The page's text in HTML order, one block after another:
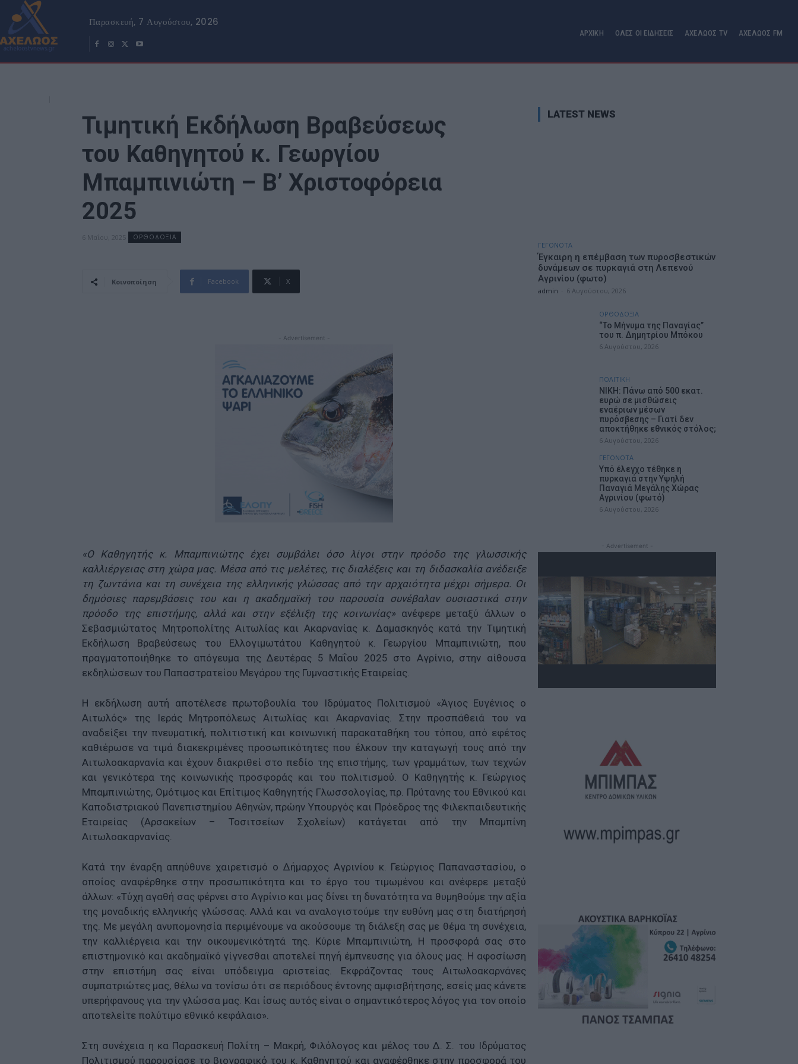
Παρασκευή, 7 Αυγούστου, 2026
ΑΡΧΙΚΗ ΟΛΕΣ ΟΙ ΕΙΔΗΣΕΙΣ ΑΧΕΛΩΟΣ TV ΑΧΕΛΩΟΣ FM
Τιμητική Εκδήλωση Βραβεύσεως
του Καθηγητού κ. Γεωργίου
Μπαμπινιώτη – Β’ Χριστοφόρεια
2025
6 Μαΐου, 2025 ΟΡΘΟΔΟΞΙΑ
Κοινοποίηση Facebook X
- Advertisement -
«Ο Καθηγητής κ. Μπαμπινιώτης έχει συμβάλει όσο λίγοι στην πρόοδο της γλωσσικής
καλλιέργειας στη χώρα μας. Μέσα από τις μελέτες, τις διαλέξεις και τη διδασκαλία ανέδειξε
τη ζωντάνια και τη συνέχεια της ελληνικής γλώσσας από την αρχαιότητα μέχρι σήμερα. Οι
δημόσιες παρεμβάσεις του και η ακαδημαϊκή του παρουσία συνέβαλαν ουσιαστικά στην
πρόοδο της επιστήμης, αλλά και στην εξέλιξη της κοινωνίας»ανέφερε μεταξύ άλλων ο
Σεβασμιώτατος Μητροπολίτης Αιτωλίας και Ακαρνανίας κ. Δαμασκηνός κατά την Τιμητική
Εκδήλωση Βραβεύσεως του Ελλογιμωτάτου Καθηγητού κ. Γεωργίου Μπαμπινιώτη, που
πραγματοποιήθηκε το απόγευμα της Δευτέρας 5 Μαΐου 2025 στο Αγρίνιο, στην αίθουσα
εκδηλώσεων του Παπαστρατείου Μεγάρου της Γυμναστικής Εταιρείας.
Η εκδήλωση αυτή αποτέλεσε πρωτοβουλία του Ιδρύματος Πολιτισμού «Άγιος Ευγένιος ο
Αιτωλός» της Ιεράς Μητροπόλεως Αιτωλίας και Ακαρνανίας. Στην προσπάθειά του να
αναδείξει την πνευματική, πολιτιστική και κοινωνική παρακαταθήκη του τόπου, από εφέτος
καθιέρωσε να τιμά διακεκριμένες προσωπικότητες που έλκουν την καταγωγή τους από την
Αιτωλοακαρνανία και έχουν διακριθεί στο πεδίο της επιστήμης, των γραμμάτων, των τεχνών
και γενικότερα της κοινωνικής προσφοράς και του πολιτισμού. Ο Καθηγητής κ. Γεώργιος
Μπαμπινιώτης, Ομότιμος και Επίτιμος Καθηγητής Γλωσσολογίας, πρ. Πρύτανης του Εθνικού και
Καποδιστριακού Πανεπιστημίου Αθηνών, πρώην Υπουργός και Πρόεδρος της Φιλεκπαιδευτικής
Εταιρείας (Αρσακείων – Τοσιτσείων Σχολείων) κατάγεται από την Μπαμπίνη
Αιτωλοακαρνανίας.
Κατά την έναρξη απηύθυνε χαιρετισμό ο Δήμαρχος Αγρινίου κ. Γεώργιος Παπαναστασίου, ο
οποίος αναφέρθηκε στην προσωπικότητα και το έργο του τιμωμένου και ανέφερε μεταξύ
άλλων: «Τύχη αγαθή σας φέρνει στο Αγρίνιο και μας δίνει τη δυνατότητα να θυμηθούμε την αξία
της μοναδικής ελληνικής γλώσσας. Αλλά και να αναλογιστούμε την ευθύνη μας στη διατήρησή
της. Με μεγάλη ανυπομονησία περιμένουμε να ακούσουμε τη διάλεξη σας με θέμα τη συνέχεια,
την καλλιέργεια και την οικουμενικότητά της. Κύριε Μπαμπινιώτη, Η προσφορά σας στο
επιστημονικό και ακαδημαϊκό γίγνεσθαι αποτελεί πηγή έμπνευσης για όλους μας. Η αφοσίωση
στην επιστήμη σας είναι υπόδειγμα αριστείας. Εκφράζοντας τους Αιτωλοακαρνάνες
συμπατριώτες μας, θέλω να τονίσω ότι σε περιόδους έντονης αμφισβήτησης, εσείς μας κάνετε
υπερήφανους για την γλώσσα μας. Και ίσως αυτός είναι ο σημαντικότερος λόγος για τον οποίο
αποτελείτε πολύτιμο εθνικό κεφάλαιο».
Στη συνέχεια η κα Παρασκευή Πολίτη – Μακρή, Φιλόλογος και μέλος του Δ. Σ. του Ιδρύματος
Πολιτισμού παρουσίασε το βιογραφικό του κ. Καθηγητού και αναφέρθηκε στην προσφορά του
LATEST NEWS
ΓΕΓΟΝΟΤΑ
Έγκαιρη η επέμβαση των πυροσβεστικών
δυνάμεων σε πυρκαγιά στη Λεπενού
Αγρινίου (φωτο)
admin 6 Αυγούστου, 2026
ΟΡΘΟΔΟΞΙΑ
“Το Μήνυμα της Παναγίας”
του π. Δημητρίου Μπόκου
6 Αυγούστου, 2026
ΠΟΛΙΤΙΚΗ
ΝΙΚΗ: Πάνω από 500 εκατ.
ευρώ σε μισθώσεις
εναέριων μέσων
πυρόσβεσης – Γιατί δεν
αποκτήθηκε εθνικός στόλος;
6 Αυγούστου, 2026
ΓΕΓΟΝΟΤΑ
Υπό έλεγχο τέθηκε η
πυρκαγιά στην Υψηλή
Παναγιά Μεγάλης Χώρας
Αγρινίου (φωτό)
6 Αυγούστου, 2026
- Advertisement -